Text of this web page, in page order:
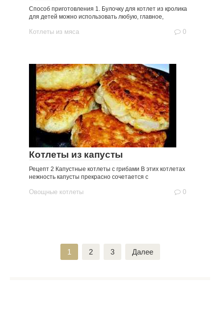
Способ приготовления 1. Булочку для котлет из кролика
для детей можно использовать любую, главное,
Котлеты из мяса 0
Котлеты из капусты
Рецепт 2 Капустные котлеты с грибами В этих котлетах
нежность капусты прекрасно сочетается с
Овощные котлеты 0
1 2 3 Далее